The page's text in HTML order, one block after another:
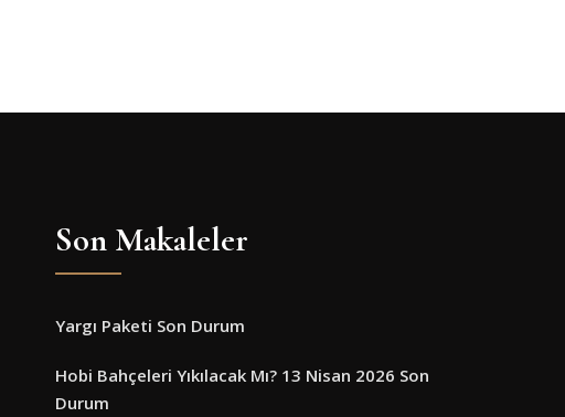
Son Makaleler
Yargı Paketi Son Durum
Hobi Bahçeleri Yıkılacak Mı? 13 Nisan 2026 Son
Durum